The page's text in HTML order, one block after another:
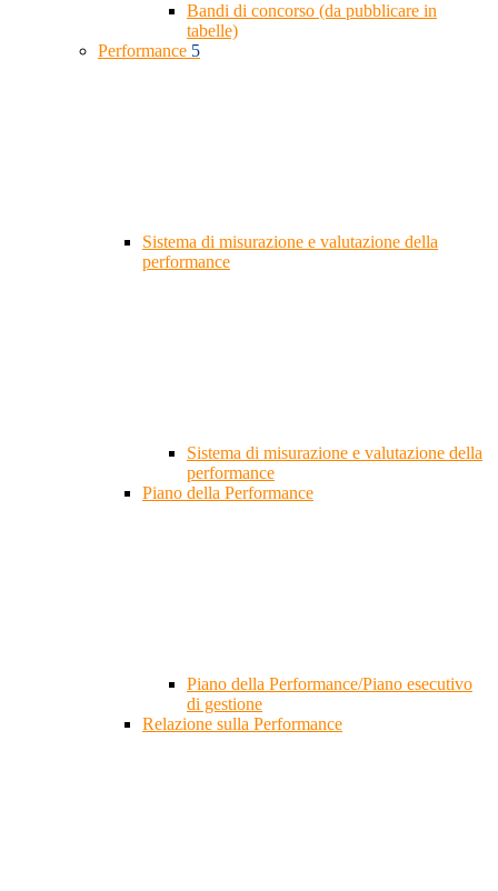
Bandi di concorso (da pubblicare in
tabelle)
Performance 5
Sistema di misurazione e valutazione della
performance
Sistema di misurazione e valutazione della
performance
Piano della Performance
Piano della Performance/Piano esecutivo
di gestione
Relazione sulla Performance